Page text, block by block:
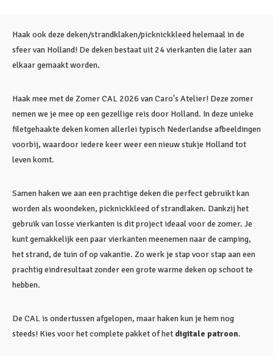
Haak ook deze deken/strandklaken/picknickkleed helemaal in de
sfeer van Holland! De deken bestaat uit 24 vierkanten die later aan
elkaar gemaakt worden.
Haak mee met de Zomer CAL 2026 van Caro's Atelier! Deze zomer
nemen we je mee op een gezellige reis door Holland. In deze unieke
filetgehaakte deken komen allerlei typisch Nederlandse afbeeldingen
voorbij, waardoor iedere keer weer een nieuw stukje Holland tot
leven komt.
Samen haken we aan een prachtige deken die perfect gebruikt kan
worden als woondeken, picknickkleed of strandlaken. Dankzij het
gebruik van losse vierkanten is dit project ideaal voor de zomer. Je
kunt gemakkelijk een paar vierkanten meenemen naar de camping,
het strand, de tuin of op vakantie. Zo werk je stap voor stap aan een
prachtig eindresultaat zonder een grote warme deken op schoot te
hebben.
De CAL is ondertussen afgelopen, maar haken kun je hem nog
steeds! Kies voor het complete pakket of het digitale patroon.